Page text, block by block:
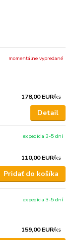
178,00 EUR/ks
momentálne vypredané
Detail
110,00 EUR/ks
expedícia 3-5 dní
Pridať do košíka
159,00 EUR/ks
expedícia 3-5 dní